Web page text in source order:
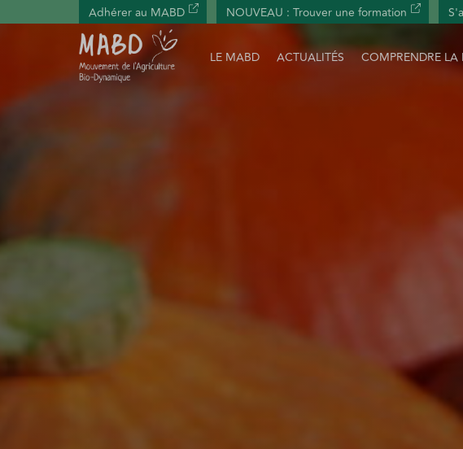
Panneau de gestion des cookies
Adhérer au MABD NOUVEAU : Trouver une formation
LE MABD ACTUALITÉS COMPRENDRE